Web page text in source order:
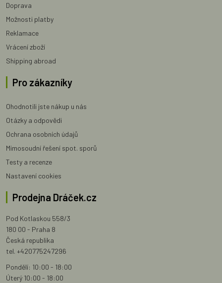
Doprava
Možnosti platby
Reklamace
Vrácení zboží
Shipping abroad
Pro zákazníky
Ohodnotili jste nákup u nás
Otázky a odpovědi
Ochrana osobních údajů
Mimosoudní řešení spot. sporů
Testy a recenze
Nastavení cookies
Prodejna Dráček.cz
Pod Kotlaskou 558/3
180 00 - Praha 8
Česká republika
tel. +420775247296
Pondělí: 10:00 - 18:00
Úterý 10:00 - 18:00